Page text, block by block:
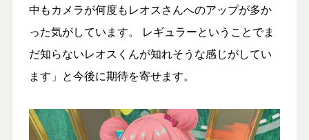
中もカメラが何度もレオスさんへのアップが多か
った気がしています。 レギュラーということでま
だ知らないレオスくんが知れそうな感じがしてい
ます」と今後に期待を寄せます。